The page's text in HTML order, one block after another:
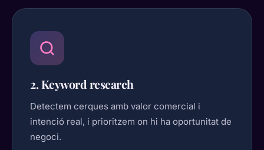
2. Keyword research
Detectem cerques amb valor comercial i
intenció real, i prioritzem on hi ha oportunitat de
negoci.